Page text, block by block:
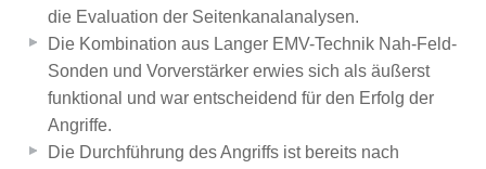
die Evaluation der Seitenkanalanalysen.
Die Kombination aus Langer EMV-Technik Nah-Feld-
Sonden und Vorverstärker erwies sich als äußerst
funktional und war entscheidend für den Erfolg der
Angriffe.
Die Durchführung des Angriffs ist bereits nach